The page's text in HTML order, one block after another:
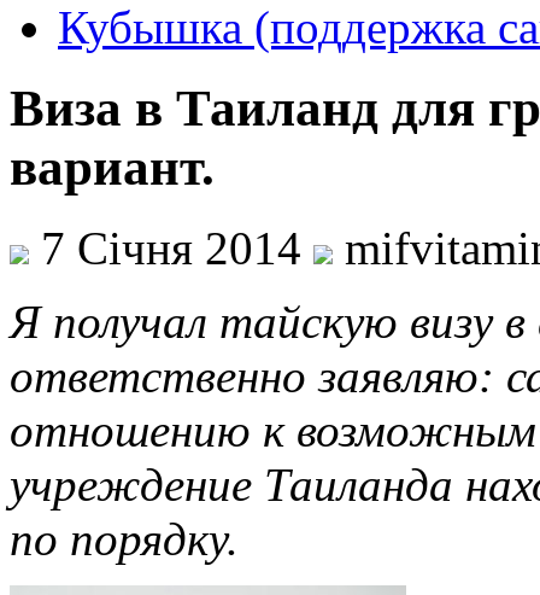
Кубышка (поддержка
Виза в Таиланд для
вариант.
7 Січня 2014
Я получал тайскую визу
ответственно заявляю:
отношению к возможным
учреждение Таиланда
по порядку.